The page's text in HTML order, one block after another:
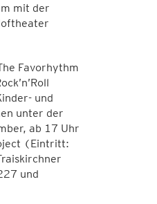
mit der
Favorhythm
und
unter der
ab 17 Uhr
(Eintritt:
und